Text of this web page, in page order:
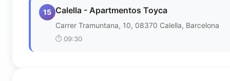
15 Calella - Apartmentos Toyca
Carrer Tramuntana, 10, 08370 Calella, Barcelona
⏱️ 09:30